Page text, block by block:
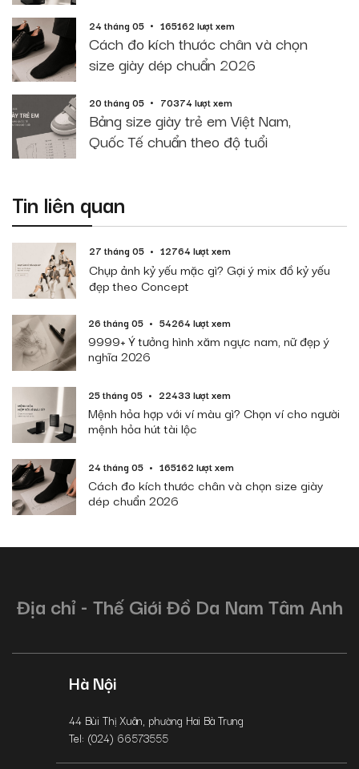
24 tháng 05 165162 lượt xem
Cách đo kích thước chân và chọn
size giày dép chuẩn 2026
20 tháng 05 70374 lượt xem
Bảng size giày trẻ em Việt Nam,
Quốc Tế chuẩn theo độ tuổi
Tin liên quan
27 tháng 05 12764 lượt xem
Chụp ảnh kỷ yếu mặc gì? Gợi ý mix đồ kỷ yếu
đẹp theo Concept
26 tháng 05 54264 lượt xem
9999+ Ý tưởng hình xăm ngực nam, nữ đẹp ý
nghĩa 2026
25 tháng 05 22433 lượt xem
Mệnh hỏa hợp với ví màu gì? Chọn ví cho người
mệnh hỏa hút tài lộc
24 tháng 05 165162 lượt xem
Cách đo kích thước chân và chọn size giày
dép chuẩn 2026
Địa chỉ - Thế Giới Đồ Da Nam Tâm Anh
Hà Nội
44 Bùi Thị Xuân, phường Hai Bà Trưng
Tel: (024) 66573555